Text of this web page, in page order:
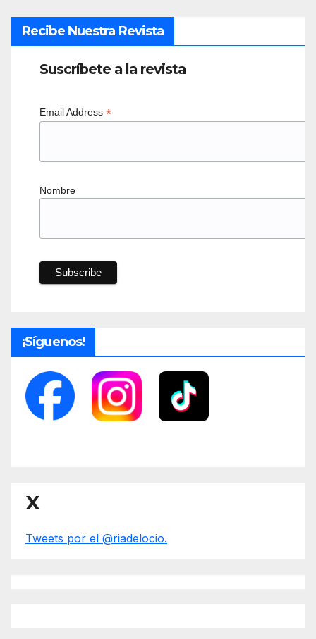
Recibe Nuestra Revista
Suscríbete a la revista
Email Address *
Nombre
¡Síguenos!
X
Tweets por el @riadelocio.